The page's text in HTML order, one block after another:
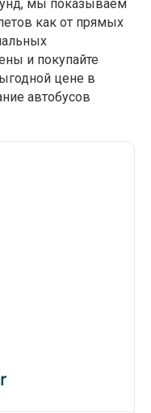
мы показываем
как от прямых
и покупайте
цене в
автобусов